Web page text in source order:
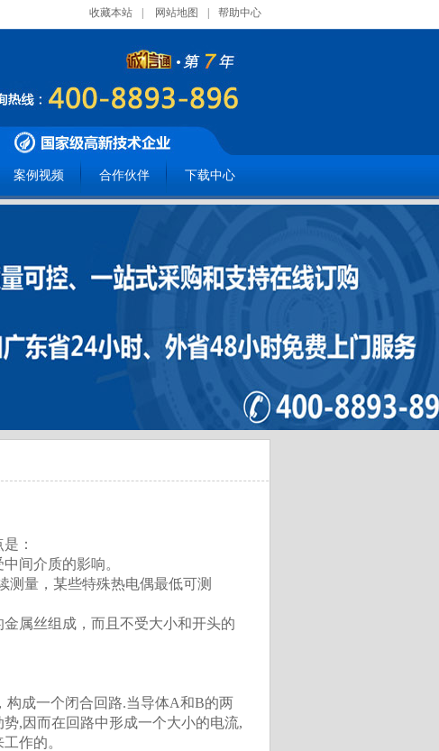
收藏本站 网站地图 帮助中心
案例视频 合作伙伴 下载中心
：
间介质的影响。
量，某些特殊热电偶最低可测
属丝组成，而且不受大小和开头的
成一个闭合回路.当导体A和B的两
,因而在回路中形成一个大小的电流,
作的。